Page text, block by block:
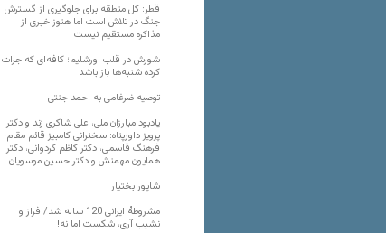
قطر: کل منطقه برای جلوگیری از گسترش
جنگ در تلاش است اما هنوز خبری از
مذاکره مستقیم نیست
شورش در قلب اورشلیم؛ کافه‌ای که جرات
کرده شنبه‌ها باز باشد
توصیه ضرغامی به احمد جنتی
یادبود مبارزان ملی، علی شاکری زند و دکتر
پرویز داورپناه: سخنرانی کامبیز قائم مقام،
فرهنگ قاسمی، دکتر کاظم کردوانی، دکتر
همایون مهمنش و دکتر حسین موسویان
شاپور بختیار
مشروطۀ ایرانی 120 ساله شد/ فراز و
نشیب آری، شکست اما نه!